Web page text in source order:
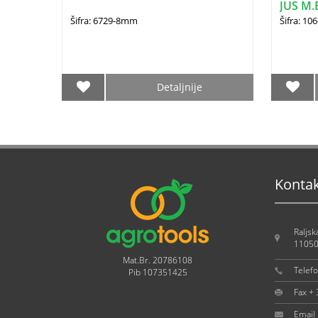
Šifra: 6729-8mm
Detaljnije
JUS
Šifra:
Mat.Br. 20786108
Pib 107351425
Fax +